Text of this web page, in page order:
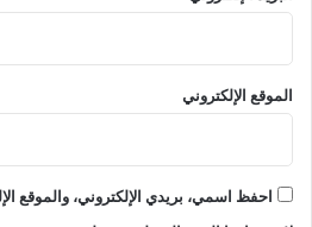
الموقع الإلكتروني
احفظ اسمي، بريدي الإلكتروني، والموقع